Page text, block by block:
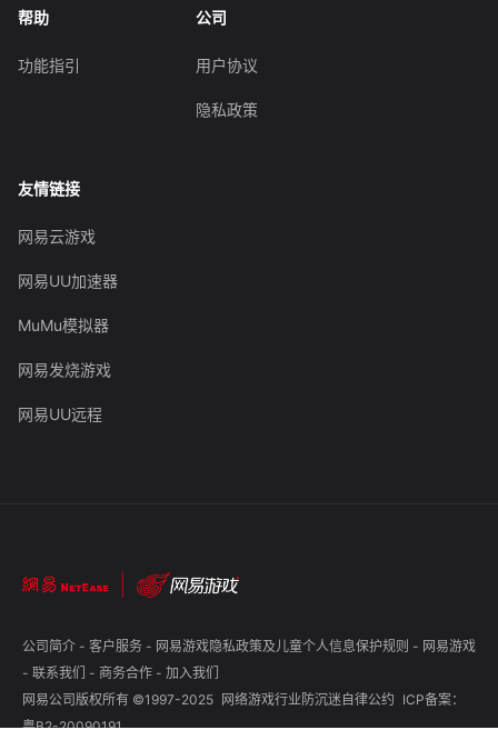
帮助
功能指引
公司
用户协议
隐私政策
友情链接
网易云游戏
网易UU加速器
MuMu模拟器
网易发烧游戏
网易UU远程
公司简介 - 客户服务 - 网易游戏隐私政策及儿童个人信息保护规则 - 网易游戏
- 联系我们 - 商务合作 - 加入我们
网易公司版权所有 ©1997-2025 网络游戏行业防沉迷自律公约 ICP备案：
粤B2-20090191